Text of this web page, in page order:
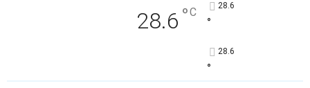
28.6 °C 28.6
°
28.6
°